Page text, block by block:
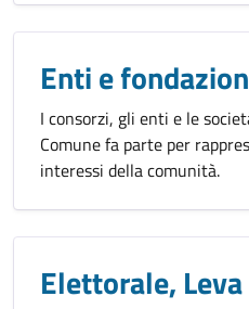
Enti e
I consorzi, gli enti e le
Comune fa parte per
interessi della comunità.
Elettorale,